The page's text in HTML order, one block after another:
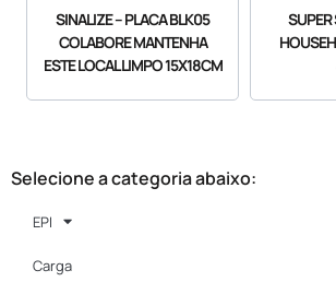
SINALIZE – PLACA BLK05
COLABORE MANTENHA
ESTE LOCAL LIMPO 15X18CM
SUPER
Selecione a categoria abaixo:
EPI
Carga